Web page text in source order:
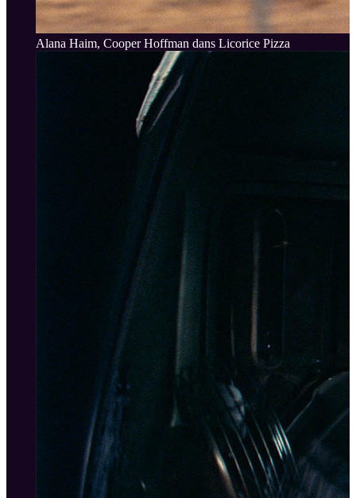
Alana Haim, Cooper Hoffman dans Licorice Pizza